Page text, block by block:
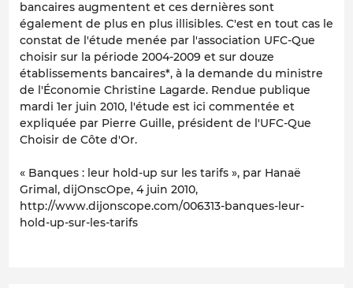
bancaires augmentent et ces dernières sont
également de plus en plus illisibles. C'est en tout cas le
constat de l'étude menée par l'association UFC-Que
choisir sur la période 2004-2009 et sur douze
établissements bancaires*, à la demande du ministre
de l'Économie Christine Lagarde. Rendue publique
mardi 1er juin 2010, l'étude est ici commentée et
expliquée par Pierre Guille, président de l'UFC-Que
Choisir de Côte d'Or.
« Banques : leur hold-up sur les tarifs », par Hanaë
Grimal, dijOnscOpe, 4 juin 2010,
http://www.dijonscope.com/006313-banques-leur-
hold-up-sur-les-tarifs